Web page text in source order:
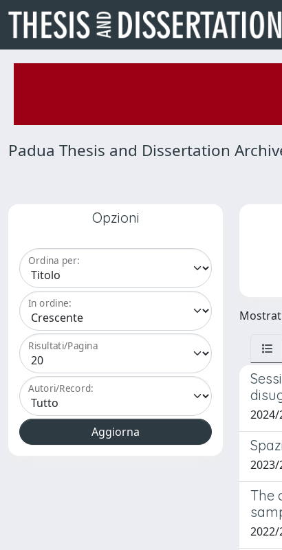
Padua Thesis and Dissertation
Opzioni
Ordina per:
In ordine:
Risultati/Pagina
Autori/Record:
2024/
2023/
The
2022/